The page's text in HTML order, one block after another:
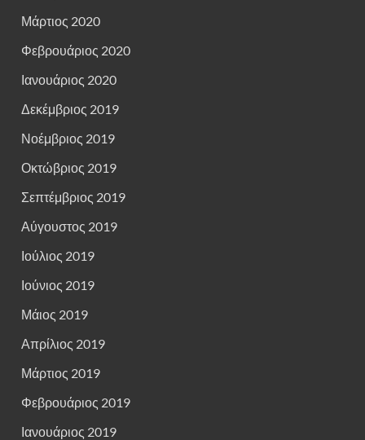
Μάρτιος 2020
Φεβρουάριος 2020
Ιανουάριος 2020
Δεκέμβριος 2019
Νοέμβριος 2019
Οκτώβριος 2019
Σεπτέμβριος 2019
Αύγουστος 2019
Ιούλιος 2019
Ιούνιος 2019
Μάιος 2019
Απρίλιος 2019
Μάρτιος 2019
Φεβρουάριος 2019
Ιανουάριος 2019